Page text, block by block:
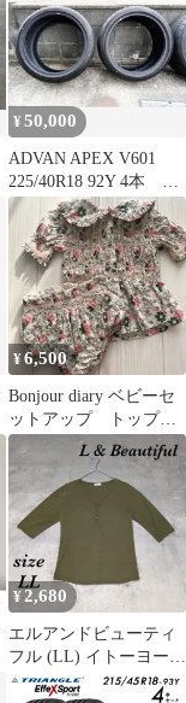
¥50,000
ADVAN APEX V601
225/40R18 92Y 4本 残
溝多
¥6,500
Bonjour diary ベビーセ
ットアップ トップス
2yブルマ6m セット
¥2,680
エルアンドビューティ
フル (LL) イトーヨーカ
堂 Yヘンリーネック 七